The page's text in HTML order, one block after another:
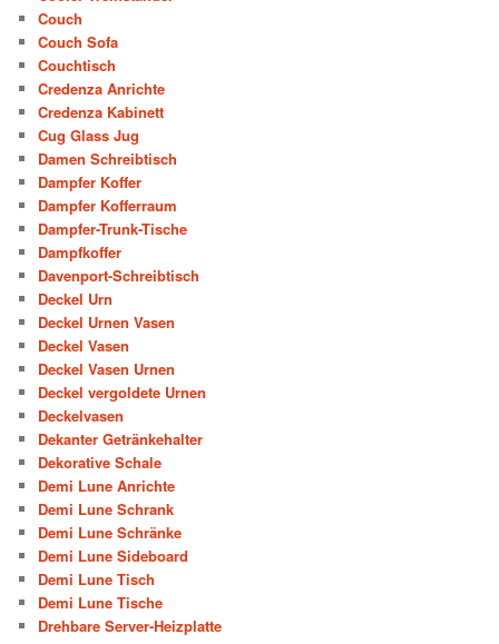
Couch
Couch Sofa
Couchtisch
Credenza Anrichte
Credenza Kabinett
Cug Glass Jug
Damen Schreibtisch
Dampfer Koffer
Dampfer Kofferraum
Dampfer-Trunk-Tische
Dampfkoffer
Davenport-Schreibtisch
Deckel Urn
Deckel Urnen Vasen
Deckel Vasen
Deckel Vasen Urnen
Deckel vergoldete Urnen
Deckelvasen
Dekanter Getränkehalter
Dekorative Schale
Demi Lune Anrichte
Demi Lune Schrank
Demi Lune Schränke
Demi Lune Sideboard
Demi Lune Tisch
Demi Lune Tische
Drehbare Server-Heizplatte